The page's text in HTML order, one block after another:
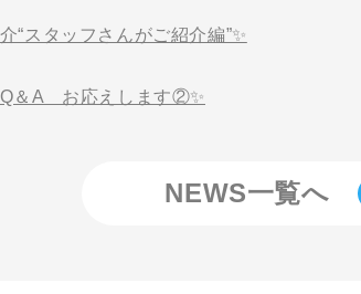
“スタッフさんがご紹介編”✨
＆A お応えします②✨
NEWS一覧へ